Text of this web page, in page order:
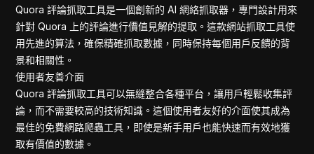
Tiktok
Google
Ebay Scrap
Quora 評論抓取工具是一個創新的 AI 網絡抓取器，專門設計用來
針對 Quora 上的評論進行價值見解的提取。這款網站抓取工具使
用先進的算法，確保精確抓取數據，同時保持每個用戶反饋的背
景和相關性。
使用者友善介面
Quora 評論抓取工具可以無縫整合各種平台，讓用戶輕鬆收集評
論，而不需要較高的技術知識。這個使用者友好的介面使其成為
最佳的免費網路爬蟲工具，即使是新手用戶也能快速而有效地獲
取有價值的數據。